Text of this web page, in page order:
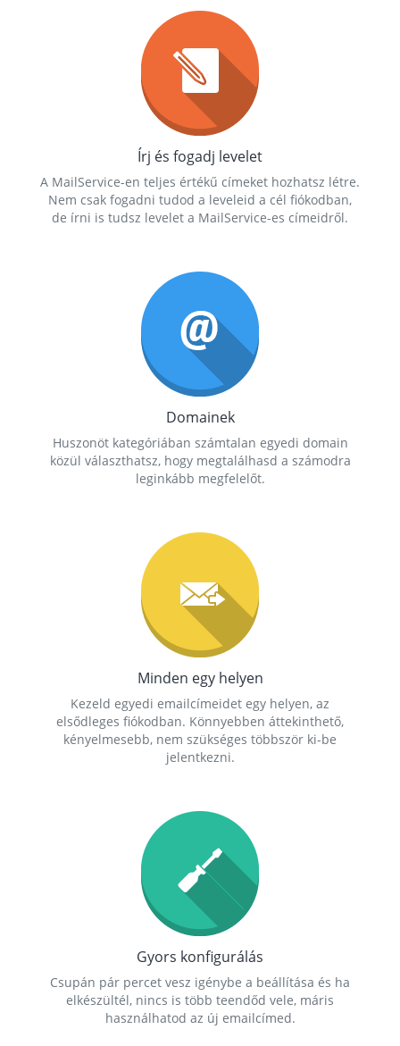
Írj és fogadj levelet
A MailService-en teljes értékű címeket hozhatsz létre.
Nem csak fogadni tudod a leveleid a cél fiókodban,
de írni is tudsz levelet a MailService-es címeidről.
Domainek
Huszonöt kategóriában számtalan egyedi domain
közül választhatsz, hogy megtalálhasd a számodra
leginkább megfelelőt.
Minden egy helyen
Kezeld egyedi emailcímeidet egy helyen, az
elsődleges fiókodban. Könnyebben áttekinthető,
kényelmesebb, nem szükséges többször ki-be
jelentkezni.
Gyors konfigurálás
Csupán pár percet vesz igénybe a beállítása és ha
elkészültél, nincs is több teendőd vele, máris
használhatod az új emailcímed.